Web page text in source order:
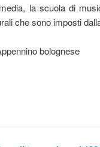
la scuola di
che sono imposti
bolognese